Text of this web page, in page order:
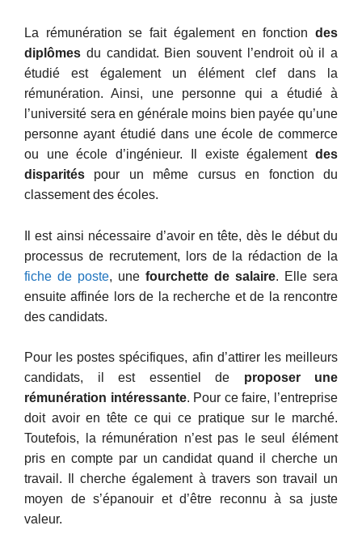
La rémunération se fait également en fonction des
diplômes du candidat. Bien souvent l’endroit où il a
étudié est également un élément clef dans la
rémunération. Ainsi, une personne qui a étudié à
l’université sera en générale moins bien payée qu’une
personne ayant étudié dans une école de commerce
ou une école d’ingénieur. Il existe également des
disparités pour un même cursus en fonction du
classement des écoles.
Il est ainsi nécessaire d’avoir en tête, dès le début du
processus de recrutement, lors de la rédaction de la
fiche de poste, une fourchette de salaire. Elle sera
ensuite affinée lors de la recherche et de la rencontre
des candidats.
Pour les postes spécifiques, afin d’attirer les meilleurs
candidats, il est essentiel de proposer une
rémunération intéressante. Pour ce faire, l’entreprise
doit avoir en tête ce qui ce pratique sur le marché.
Toutefois, la rémunération n’est pas le seul élément
pris en compte par un candidat quand il cherche un
travail. Il cherche également à travers son travail un
moyen de s’épanouir et d’être reconnu à sa juste
valeur.